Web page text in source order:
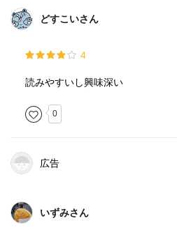
どすこいさん
4
読みやすいし興味深い
0
広告
いずみさん